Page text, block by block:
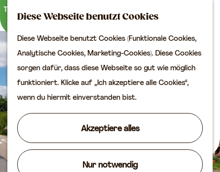
Diese Webseite benutzt Cookies
Diese Webseite benutzt Cookies (Funktionale Cookies,
Analytische Cookies, Marketing-Cookies). Diese Cookies
sorgen dafür, dass diese Webseite so gut wie möglich
funktioniert. Klicke auf „Ich akzeptiere alle Cookies“,
wenn du hiermit einverstanden bist.
Akzeptiere alles
Nur notwendig
G
e
e
n
S
i
e
z
K
e
S
VVV
Erreichbarkeit
Übernachten
Planen Sie Ihren
Routen
Agenda